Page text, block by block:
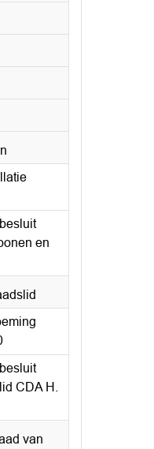
en
CDA H.
van